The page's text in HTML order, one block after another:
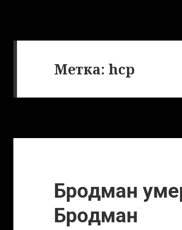
Метка:hcp
Бродман
Бродман